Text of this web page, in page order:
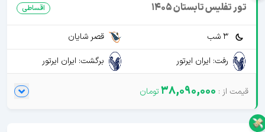
تور تفلیس تابستان 1405 اقساطی
3 شب
قصر شایان
رفت: ایران ایرتور
برگشت: ایران ایرتور
38,090,000